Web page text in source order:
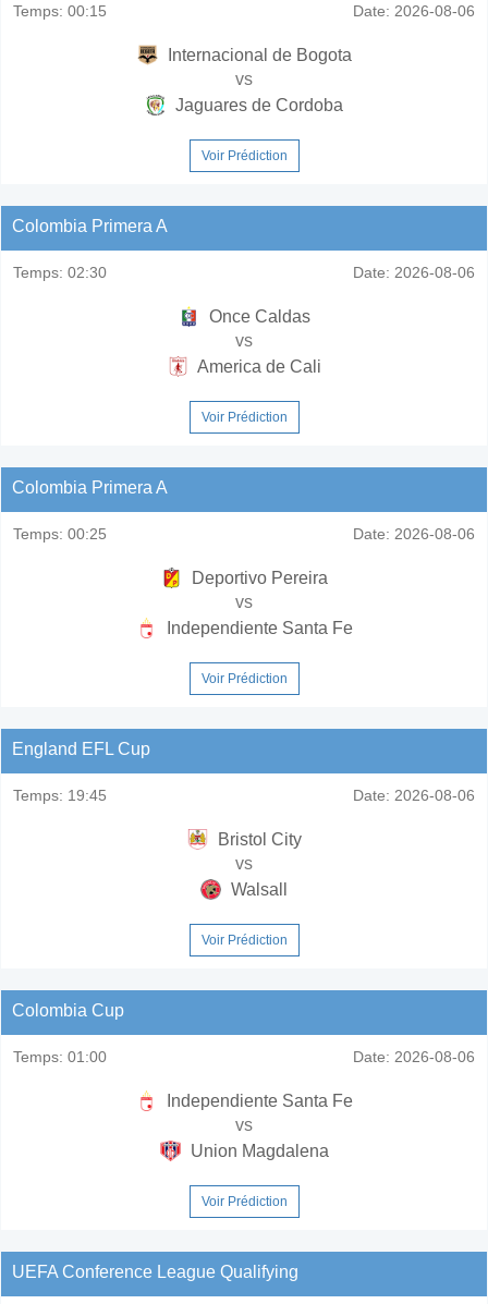
Temps: 00:15 Date: 2026-08-06
Internacional de Bogota
vs
Jaguares de Cordoba
Voir Prédiction
Colombia Primera A
Temps: 02:30 Date: 2026-08-06
Once Caldas
vs
America de Cali
Voir Prédiction
Colombia Primera A
Temps: 00:25 Date: 2026-08-06
Deportivo Pereira
vs
Independiente Santa Fe
Voir Prédiction
England EFL Cup
Temps: 19:45 Date: 2026-08-06
Bristol City
vs
Walsall
Voir Prédiction
Colombia Cup
Temps: 01:00 Date: 2026-08-06
Independiente Santa Fe
vs
Union Magdalena
Voir Prédiction
UEFA Conference League Qualifying